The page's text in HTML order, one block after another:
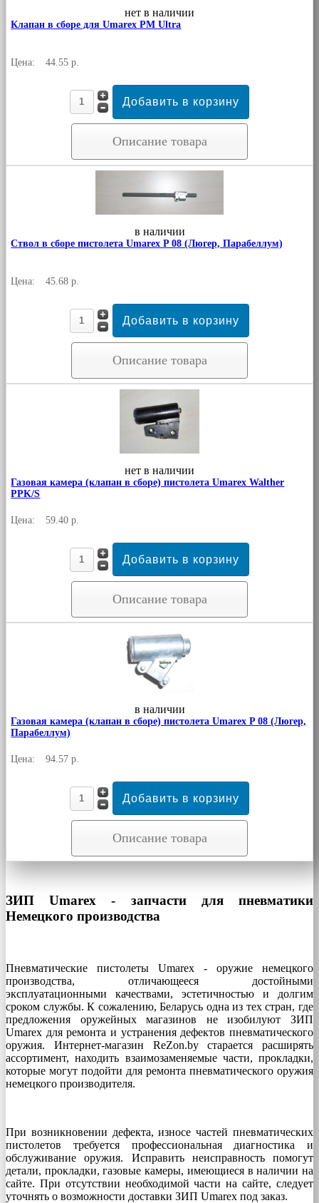
нет в наличии
Клапан в сборе для Umarex PM Ultra
Цена: 44.55 р.
Описание товара
в наличии
Ствол в сборе пистолета Umarex P 08 (Люгер, Парабеллум)
Цена: 45.68 р.
Описание товара
нет в наличии
Газовая камера (клапан в сборе) пистолета Umarex Walther
PPK/S
Цена: 59.40 р.
Описание товара
в наличии
Газовая камера (клапан в сборе) пистолета Umarex P 08 (Люгер,
Парабеллум)
Цена: 94.57 р.
Описание товара
ЗИП Umarex - запчасти для пневматики
Немецкого производства
Пневматические пистолеты Umarex - оружие немецкого
производства, отличающееся достойными
эксплуатационными качествами, эстетичностью и долгим
сроком службы. К сожалению, Беларусь одна из тех стран, где
предложения оружейных магазинов не изобилуют ЗИП
Umarex для ремонта и устранения дефектов пневматического
оружия. Интернет-магазин ReZon.by старается расширять
ассортимент, находить взаимозаменяемые части, прокладки,
которые могут подойти для ремонта пневматического оружия
немецкого производителя.
При возникновении дефекта, износе частей пневматических
пистолетов требуется профессиональная диагностика и
обслуживание оружия. Исправить неисправность помогут
детали, прокладки, газовые камеры, имеющиеся в наличии на
сайте. При отсутствии необходимой части на сайте, следует
уточнять о возможности доставки ЗИП Umarex под заказ.